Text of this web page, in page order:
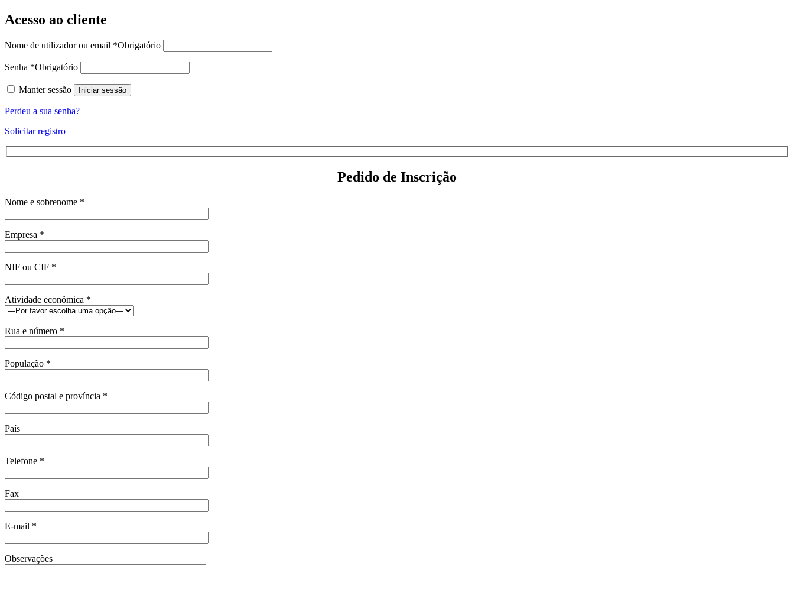
Acesso ao cliente
Nome de utilizador ou email *Obrigatório
Senha *Obrigatório
Manter sessão Iniciar sessão
Perdeu a sua senha?
Solicitar registro
Pedido de Inscrição
Nome e sobrenome *
Empresa *
NIF ou CIF *
Atividade econômica *
Rua e número *
População *
Código postal e província *
País
Telefone *
Fax
E-mail *
Observações